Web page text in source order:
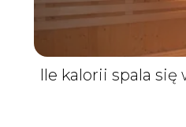
Ile kalorii spala się